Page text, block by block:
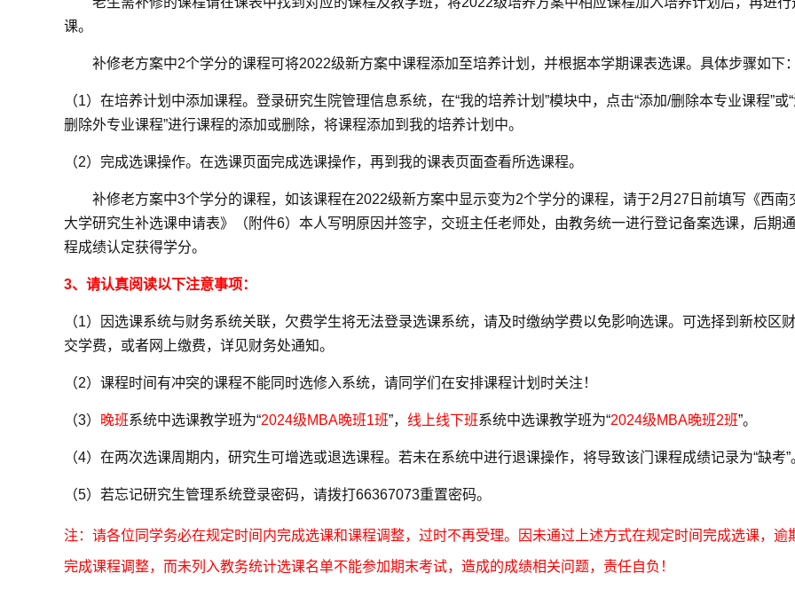
课。
补修老方案中2个学分的课程可将2022级新方案中课程添加至培养计划，并根据本学期课表选课。具体步骤如下：
（1）在培养计划中添加课程。登录研究生院管理信息系统，在“我的培养计划”模块中，点击“添加/删除本专业课程”或
删除外专业课程”进行课程的添加或删除，将课程添加到我的培养计划中。
（2）完成选课操作。在选课页面完成选课操作，再到我的课表页面查看所选课程。
补修老方案中3个学分的课程，如该课程在2022级新方案中显示变为2个学分的课程，请于2月 27 日前填写《西南
大学研究生补选课申请表》（附件6）本人写明原因并签字，交班主任老师处，由教务统一进行登记备案选课，后期
程成绩认定获得学分。
3、请认真阅读以下注意事项：
（1）因选课系统与财务系统关联，欠费学生将无法登录选课系统，请及时缴纳学费以免影响选课。可选择到新校区
交学费，或者网上缴费，详见财务处通知。
（2）课程时间有冲突的课程不能同时选修入系统，请同学们在安排课程计划时关注！
（3） 晚班系统中选课教学班为“2024级MBA晚班1班”， 线上线下班系统中选课教学班为“2024级MBA晚班2班”。
（4）在两次选课周期内，研究生可增选或退选课程。若未在系统中进行退课操作，将导致该门课程成绩记录为“缺考”
（5）若忘记研究生管理系统登录密码，请拨打66367073重置密码。
注：请各位同学务必在规定时间内完成选课和课程调整，过时不再受理。因未通过上述方式在规定时间完成选课，逾
完成课程调整，而未列入教务统计选课名单不能参加期末考试，造成的成绩相关问题，责任自负！